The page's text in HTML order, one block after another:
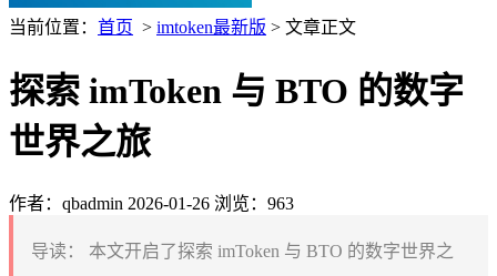
当前位置： 首页 > imtoken最新版 > 文章正文
探索 imToken 与 BTO 的数字
世界之旅
作者：qbadmin 2026-01-26 浏览：963
导读：
本文开启了探索 imToken 与 BTO 的数字世界之